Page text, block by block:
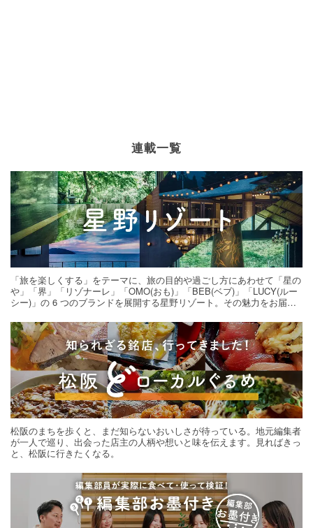
連載一覧
「旅を楽しくする」をテーマに、旅の目的や過ごし方にあわせて「星の
や」「界」「リゾナーレ」「OMO(おも)」「BEB(ベブ)」「LUCY(ルー
シー)」の 6 つのブランドを展開する星野リゾート。その魅力をお届け
松阪のまちを歩くと、まだ知らないおいしさが待っている。地元編集者
が一人で巡り、出会った店主の人柄や想いと味を伝えます。見ればきっ
と、松阪に行きたくなる。